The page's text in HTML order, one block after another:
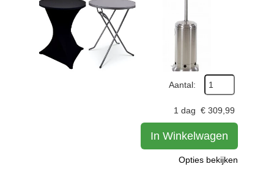
Aantal:
1 dag € 309,99
In Winkelwagen
Opties bekijken